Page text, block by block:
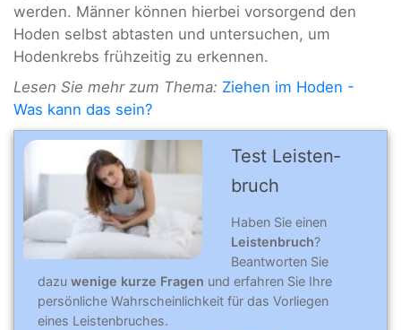
werden. Männer können hierbei vorsorgend den
Hoden selbst abtasten und untersuchen, um
Hodenkrebs frühzeitig zu erkennen.
Lesen Sie mehr zum Thema: Ziehen im Hoden -
Was kann das sein?
Test Leisten­
bruch
Haben Sie einen
Leistenbruch?
Beantworten Sie
dazu wenige kurze Fragen und erfahren Sie Ihre
persönliche Wahrscheinlichkeit für das Vorliegen
eines Leistenbruches.